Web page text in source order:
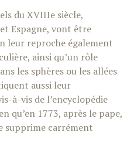
du XVIIIe siècle,
Espagne, vont être
leur reproche également
ainsi qu’un rôle
les sphères ou les allées
aussi leur
à-vis de l’encyclopédie
qu’en 1773, après le pape,
supprime carrément